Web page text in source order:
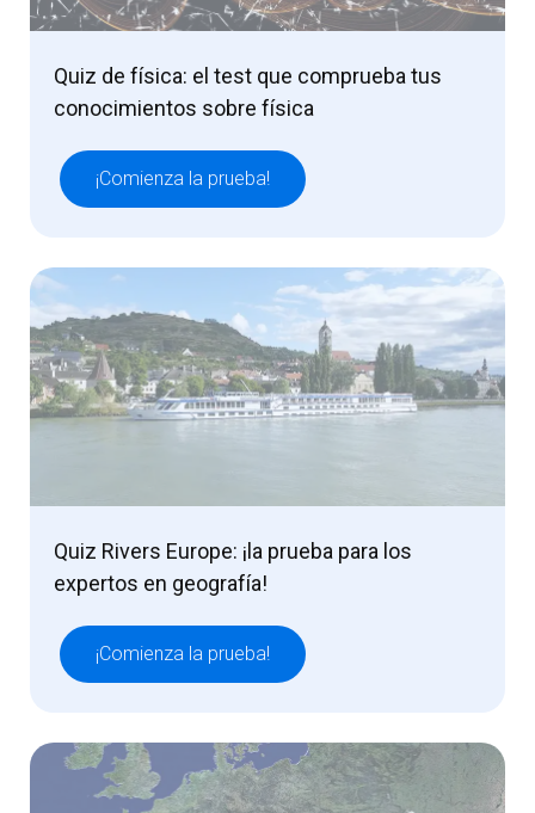
Quiz de física: el test que comprueba tus
conocimientos sobre física
¡Comienza la prueba!
Quiz Rivers Europe: ¡la prueba para los
expertos en geografía!
¡Comienza la prueba!